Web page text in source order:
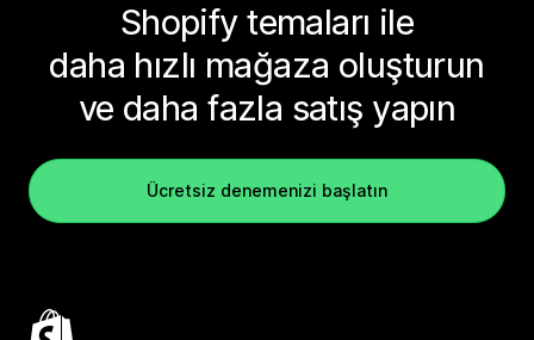
Shopify temaları ile
daha hızlı mağaza oluşturun
ve daha fazla satış yapın
Ücretsiz denemenizi başlatın